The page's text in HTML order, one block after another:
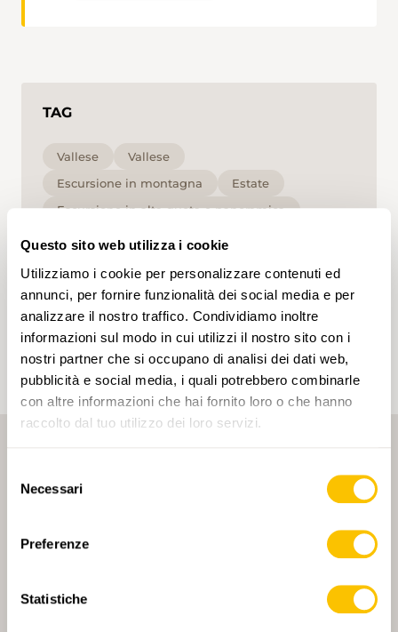
Questo sito web utilizza i cookie
Utilizziamo i cookie per personalizzare contenuti ed
annunci, per fornire funzionalità dei social media e per
analizzare il nostro traffico. Condividiamo inoltre
informazioni sul modo in cui utilizzi il nostro sito con i
nostri partner che si occupano di analisi dei dati web,
pubblicità e social media, i quali potrebbero combinarle
con altre informazioni che hai fornito loro o che hanno
raccolto dal tuo utilizzo dei loro servizi.
delNecessari
Preferenze
Statistiche
TAG
Vallese
Vallese
Escursione in montagna
Estate
Escursione in alta quota e panoramica
Cliccando su un tag, puoi aggiungerlo al tuo
account e ottenere contenuti personalizzati in base
ai tuoi interessi. I tag possono essere salvati solo in
un account.